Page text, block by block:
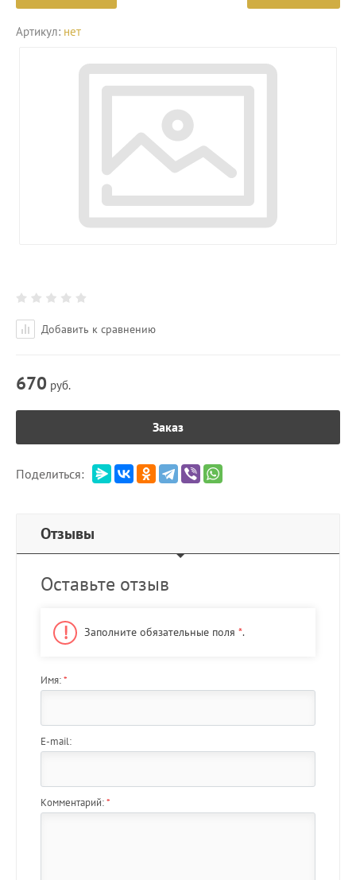
Артикул: нет
Добавить к сравнению
670 руб.
Заказ
Поделиться:
Отзывы
Оставьте отзыв
Заполните обязательные поля *.
Имя:*
E-mail:
Комментарий:*